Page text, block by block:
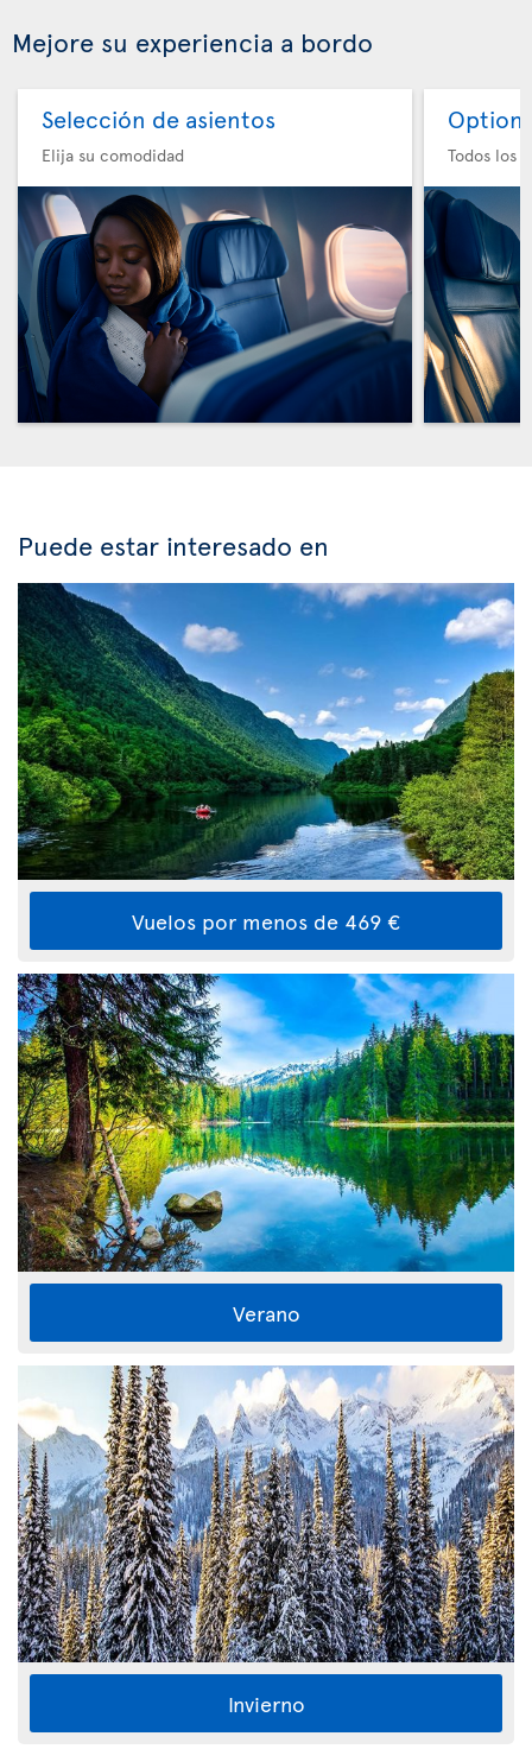
Mejore su experiencia a bordo
Selección de asientos
Elija su comodidad
Option
Todos los
Puede estar interesado en
Vuelos por menos de 469 €
Verano
Invierno